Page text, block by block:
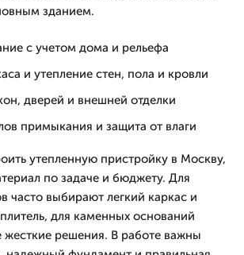
зданием.
с учетом дома и рельефа
и утепление стен, пола и кровли
дверей и внешней отделки
примыкания и защита от влаги
утепленную пристройку в Москву,
по задаче и бюджету. Для
часто выбирают легкий каркас и
для каменных оснований
жесткие решения. В работе важны